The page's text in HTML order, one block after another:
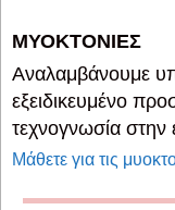
ΜΥΟΚΤΟΝΙΕΣ
Αναλαμβάνουμε
εξειδικευμένο
τεχνογνωσία
Μάθετε για τις